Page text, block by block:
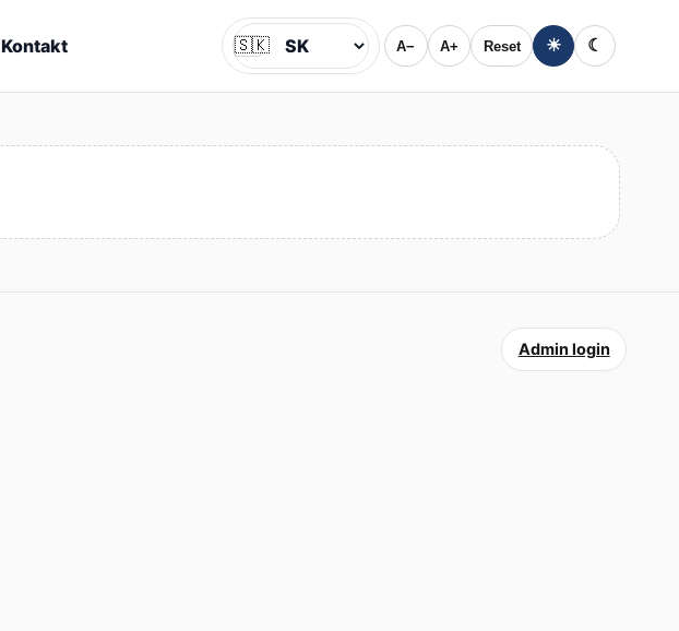
Kontakt Jazyk
🇸🇰 A− A+ Reset ☀ ☾
Admin login